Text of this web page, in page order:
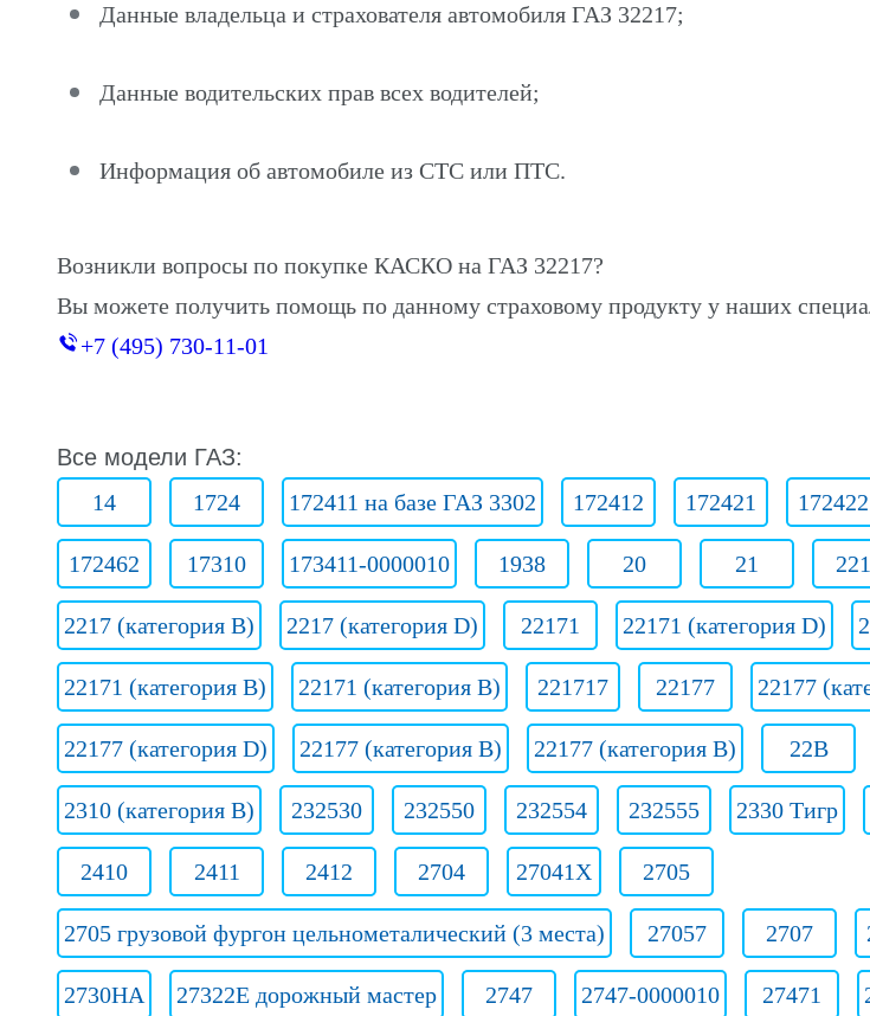
Данные владельца и страхователя автомобиля ГАЗ 32217;
Данные водительских прав всех водителей;
Информация об автомобиле из СТС или ПТС.
Возникли вопросы по покупке КАСКО на ГАЗ 32217?
Вы можете получить помощь по данному страховому продукту у наших
+7 (495) 730-11-01
Все модели ГАЗ:
14
1724 172411 на базе ГАЗ 3302 172412 172421 172422
172462 17310 173411-0000010 1938 20 21
2217 (категория B) 2217 (категория D) 22171 22171 (категория D)
22171 (категория В) 22171 (категория В) 221717 22177 22177
22177 (категория D) 22177 (категория В) 22177 (категория В) 22B
2310 (категория B) 232530 232550 232554 232555 2330 Тигр
2410 2411 2412 2704 27041Х 2705
2705 грузовой фургон цельнометалический (3 места) 27057 2707
2730НА 27322E дорожный мастер 2747 2747-0000010 27471